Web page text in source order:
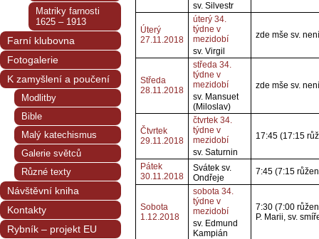
sv. Silvestr
Úterý
27.11.2018
úterý 34.
týdne v
mezidobí
sv. Virgil
zde mše sv. není
Středa
28.11.2018
středa 34.
týdne v
mezidobí
sv. Mansuet
(Miloslav)
zde mše sv. není
Čtvrtek
29.11.2018
čtvrtek 34.
týdne v
mezidobí
sv. Saturnin
17:45 (17:15
Pátek
30.11.2018
Svátek sv.
Ondřeje
7:45 (7:15
Sobota
1.12.2018
sobota 34.
týdne v
mezidobí
sv. Edmund
Kampián
7:30 (7:00
P. Marii, sv.
Matriky farnosti
1625 – 1913
Farní klubovna
Fotogalerie
K zamyšlení a poučení
Modlitby
Bible
Malý katechismus
Galerie světců
Různé texty
Návštěvní kniha
Kontakty
Rybník – projekt EU